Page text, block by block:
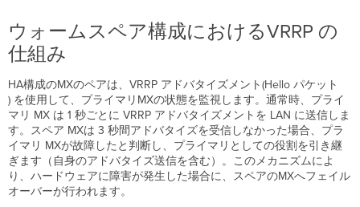
意
点
イ
ル
オ
ー
バ
ー
の
例
ウォームスペア構成におけるVRRP の
仕組み
HA構成のMXのペアは、VRRP アドバタイズメント(Hello パケット
) を使用して、プライマリMXの状態を監視します。通常時、プライ
マリ MX は 1 秒ごとに VRRP アドバタイズメントを LAN に送信しま
す。スペア MXは 3 秒間アドバタイズを受信しなかった場合、プラ
イマリ MXが故障したと判断し、プライマリとしての役割を引き継
ぎます（自身のアドバタイズ送信を含む）。このメカニズムによ
り、ハードウェアに障害が発生した場合に、スペアのMXへフェイル
オーバーが行われます。